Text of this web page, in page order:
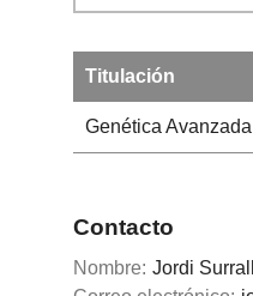
Titulación
Genética
Contacto
Nombre: Jordi